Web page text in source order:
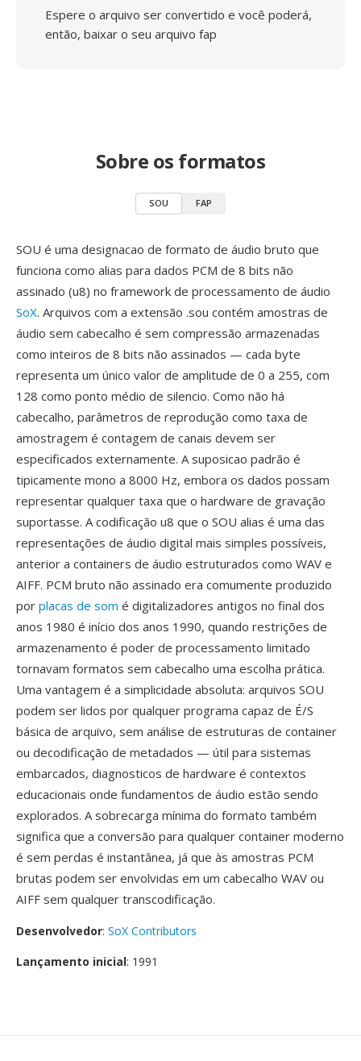
Espere o arquivo ser convertido e você poderá,
então, baixar o seu arquivo fap
Sobre os formatos
SOU FAP
SOU é uma designacao de formato de áudio bruto que
funciona como alias para dados PCM de 8 bits não
assinado (u8) no framework de processamento de áudio
SoX. Arquivos com a extensão .sou contém amostras de
áudio sem cabecalho é sem compressão armazenadas
como inteiros de 8 bits não assinados — cada byte
representa um único valor de amplitude de 0 a 255, com
128 como ponto médio de silencio. Como não há
cabecalho, parâmetros de reprodução como taxa de
amostragem é contagem de canais devem ser
especificados externamente. A suposicao padrão é
tipicamente mono a 8000 Hz, embora os dados possam
representar qualquer taxa que o hardware de gravação
suportasse. A codificação u8 que o SOU alias é uma das
representações de áudio digital mais simples possíveis,
anterior a containers de áudio estruturados como WAV e
AIFF. PCM bruto não assinado era comumente produzido
por placas de som é digitalizadores antigos no final dos
anos 1980 é início dos anos 1990, quando restrições de
armazenamento é poder de processamento limitado
tornavam formatos sem cabecalho uma escolha prática.
Uma vantagem é a simplicidade absoluta: arquivos SOU
podem ser lidos por qualquer programa capaz de É/S
básica de arquivo, sem análise de estruturas de container
ou decodificação de metadados — útil para sistemas
embarcados, diagnosticos de hardware é contextos
educacionais onde fundamentos de áudio estão sendo
explorados. A sobrecarga mínima do formato também
significa que a conversão para qualquer container moderno
é sem perdas é instantânea, já que às amostras PCM
brutas podem ser envolvidas em um cabecalho WAV ou
AIFF sem qualquer transcodificação.
Desenvolvedor: SoX Contributors
Lançamento inicial: 1991